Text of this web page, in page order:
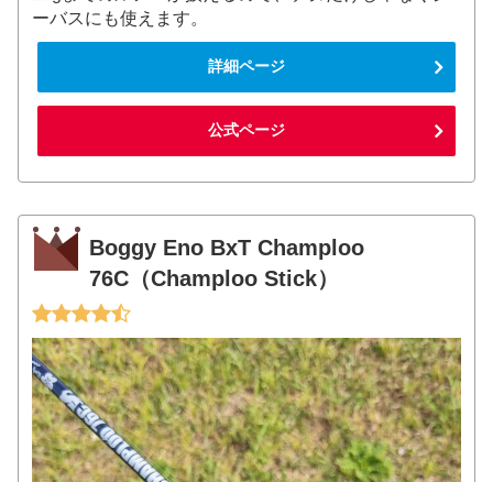
ーバスにも使えます。
詳細ページ
公式ページ
Boggy Eno BxT Champloo
76C（Champloo Stick）